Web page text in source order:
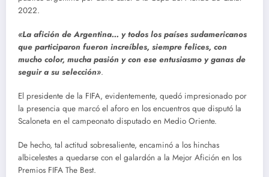
2022.
«La afición de Argentina… y todos los países sudamericanos
que participaron fueron increíbles, siempre felices, con
mucho color, mucha pasión y con ese entusiasmo y ganas de
seguir a su selección».
El presidente de la FIFA, evidentemente, quedó impresionado por
la presencia que marcó el aforo en los encuentros que disputó la
Scaloneta en el campeonato disputado en Medio Oriente.
De hecho, tal actitud sobresaliente, encaminó a los hinchas
albicelestes a quedarse con el galardón a la Mejor Afición en los
Premios FIFA The Best.